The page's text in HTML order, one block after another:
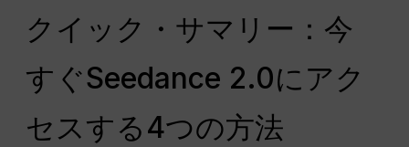
クイック・サマリー：今
すぐSeedance 2.0にアク
セスする4つの方法